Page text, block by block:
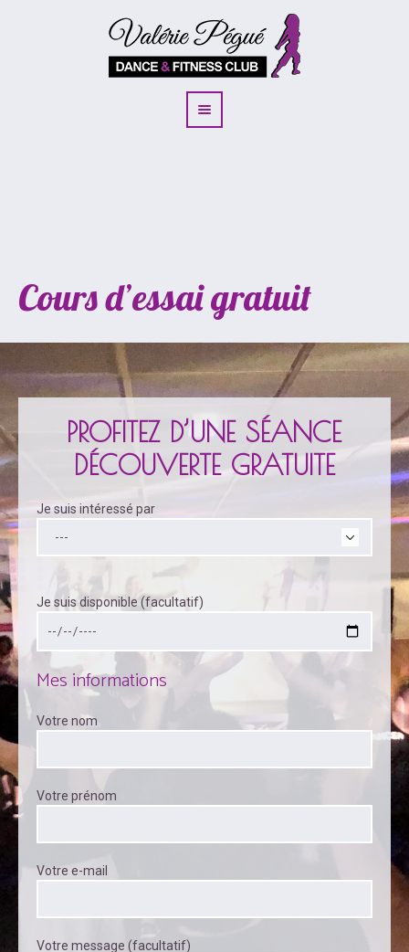
Cours d’essai gratuit
PROFITEZ D’UNE SÉANCE
DÉCOUVERTE GRATUITE
Je suis intéressé par
Je suis disponible (facultatif)
Mes informations
Votre nom
Votre prénom
Votre e-mail
Votre message (facultatif)